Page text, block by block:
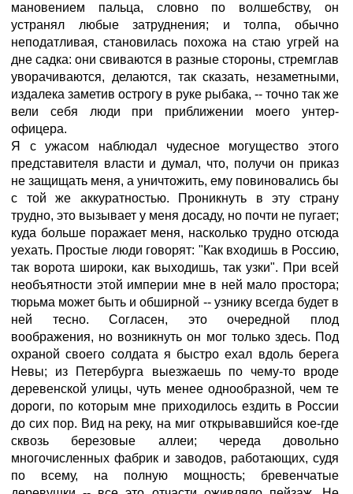
мановением пальца, словно по волшебству, он
устранял любые затруднения; и толпа, обычно
неподатливая, становилась похожа на стаю угрей на
дне садка: они свиваются в разные стороны, стремглав
уворачиваются, делаются, так сказать, незаметными,
издалека заметив острогу в руке рыбака, -- точно так же
вели себя люди при приближении моего унтер-
офицера.
Я с ужасом наблюдал чудесное могущество этого
представителя власти и думал, что, получи он приказ
не защищать меня, а уничтожить, ему повиновались бы
с той же аккуратностью. Проникнуть в эту страну
трудно, это вызывает у меня досаду, но почти не пугает;
куда больше поражает меня, насколько трудно отсюда
уехать. Простые люди говорят: "Как входишь в Россию,
так ворота широки, как выходишь, так узки". При всей
необъятности этой империи мне в ней мало простора;
тюрьма может быть и обширной -- узнику всегда будет в
ней тесно. Согласен, это очередной плод
воображения, но возникнуть он мог только здесь. Под
охраной своего солдата я быстро ехал вдоль берега
Невы; из Петербурга выезжаешь по чему-то вроде
деревенской улицы, чуть менее однообразной, чем те
дороги, по которым мне приходилось ездить в России
до сих пор. Вид на реку, на миг открывавшийся кое-где
сквозь березовые аллеи; череда довольно
многочисленных фабрик и заводов, работающих, судя
по всему, на полную мощность; бревенчатые